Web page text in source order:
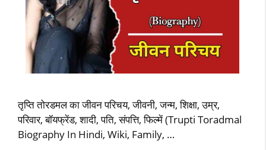
तृप्ति तोरडमल का जीवन परिचय, जीवनी, जन्म, शिक्षा, उम्र,
परिवार, बॉयफ्रेंड, शादी, पति, संपत्ति, फिल्में (Trupti Toradmal
Biography In Hindi, Wiki, Family, …